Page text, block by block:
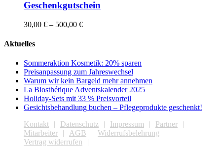
weist
mehrere
Varianten
auf.
auf
der
Produktseite
gewählt
werden
Geschenkgutschein
30,00 € – 500,00 €
Aktuelles
Sommeraktion Kosmetik: 20% sparen
Preisanpassung zum Jahreswechsel
Warum wir kein Bargeld mehr annehmen
La Biosthétique Adventskalender 2025
Holiday-Sets mit 33 % Preisvorteil
Gesichtsbehandlung buchen – Pflegeprodukte geschenkt!
Kontakt
Datenschutz Impressum
Partner
Mitarbeiter
AGB
Widerrufsbelehrung
Vertrag widerrufen